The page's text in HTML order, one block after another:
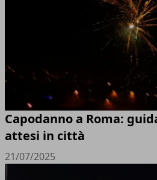
Capodanno a Roma:
attesi in città
21/07/2025